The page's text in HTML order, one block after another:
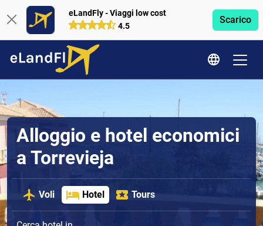
eLandFly - Viaggi low cost
4.5
Scarico
Alloggio e hotel economici
a Torrevieja
Voli Hotel Tours